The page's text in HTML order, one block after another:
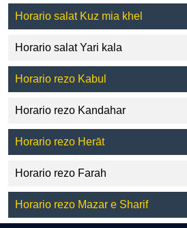
Horario salat Kuz mia khel
Horario salat Yari kala
Horario rezo Kabul
Horario rezo Kandahar
Horario rezo Herāt
Horario rezo Farah
Horario rezo Mazar e Sharif